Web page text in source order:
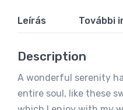
Leírás További
Description
A wonderful serenity
entire soul, like these